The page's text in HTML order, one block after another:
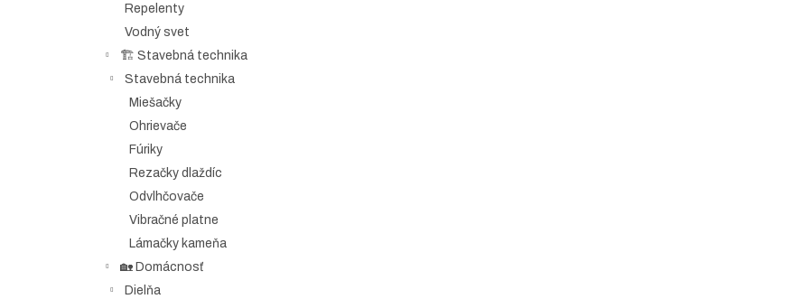
Repelenty
Vodný svet
🏗️ Stavebná technika
Stavebná technika
Miešačky
Ohrievače
Fúriky
Rezačky dlaždíc
Odvlhčovače
Vibračné platne
Lámačky kameňa
🏡 Domácnosť
Dielňa